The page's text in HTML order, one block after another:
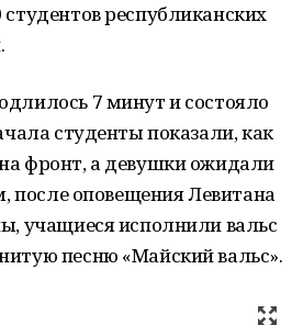
республиканских
7 минут и состояло
студенты показали, как
фронт, а девушки ожидали
после оповещения Левитана
учащиеся исполнили вальс
песню «Майский вальс».